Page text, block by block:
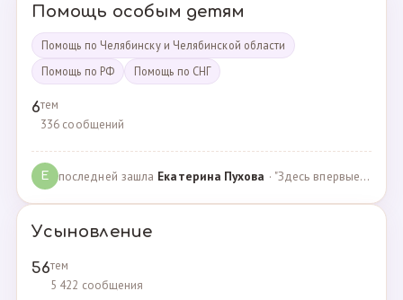
Помощь особым детям
Помощь по Челябинску и Челябинской области
Помощь по РФ
Помощь по СНГ
6тем
336 сообщений
Е последней зашла Екатерина Пухова · "Здесь впервые поверили в моего сына и подарили над… · 09.09.2019
Усыновление
56тем
5 422 сообщения